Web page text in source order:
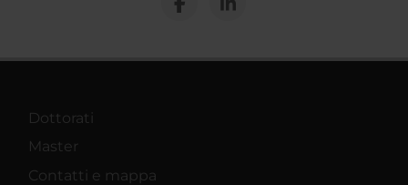
Dottorati
Master
Contatti e mappa